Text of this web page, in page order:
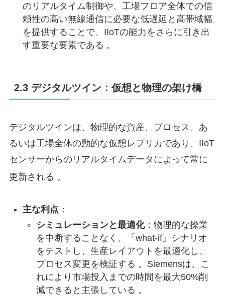
のリアルタイム制御や、工場フロア全体での信
頼性の高い無線通信に必要な低遅延と高帯域幅
を提供することで、IIoTの能力をさらに引き出
す重要な要素である 。
2.3 デジタルツイン：仮想と物理の架け橋
デジタルツインは、物理的な資産、プロセス、あ
るいは工場全体の動的な仮想レプリカであり、IIoT
センサーからのリアルタイムデータによって常に
更新される 。
主な利点 ：
シミュレーションと最適化：物理的な操業
を中断することなく、「what-if」シナリオ
をテストし、生産レイアウトを最適化し、
プロセス変更を検証する 。Siemensは、こ
れにより市場投入までの時間を最大50%削
減できると主張している 。